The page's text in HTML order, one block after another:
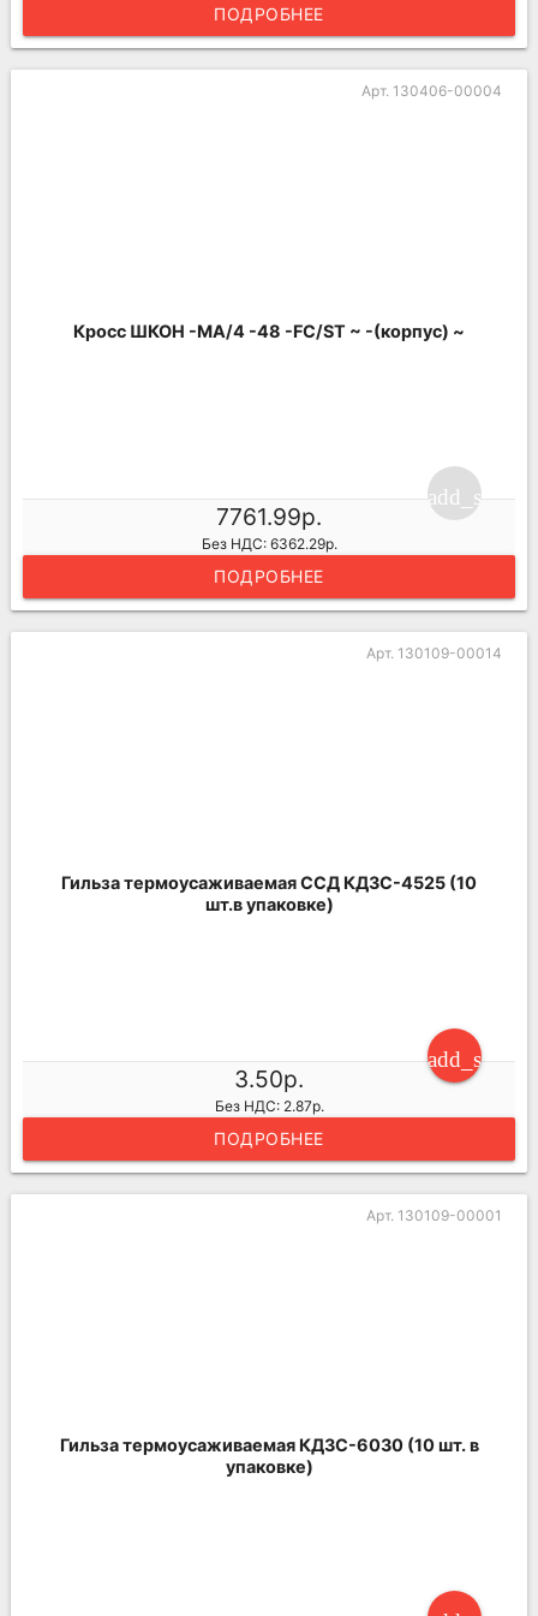
ПОДРОБНЕЕ
Арт. 130406-00004
Кросс ШКОН -МА/4 -48 -FC/ST ~ -(корпус) ~
7761.99р.
Без НДС: 6362.29р.
ПОДРОБНЕЕ
Арт. 130109-00014
Гильза термоусаживаемая ССД КДЗС-4525 (10
шт.в упаковке)
3.50р.
Без НДС: 2.87р.
ПОДРОБНЕЕ
Арт. 130109-00001
Гильза термоусаживаемая КДЗС-6030 (10 шт. в
упаковке)